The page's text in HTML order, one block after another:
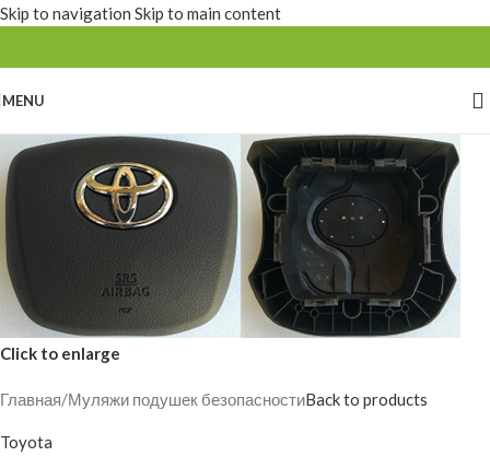
Skip to navigation Skip to main content
MENU
Click to enlarge
Главная/Муляжи подушек безопасностиBack to products
Toyota